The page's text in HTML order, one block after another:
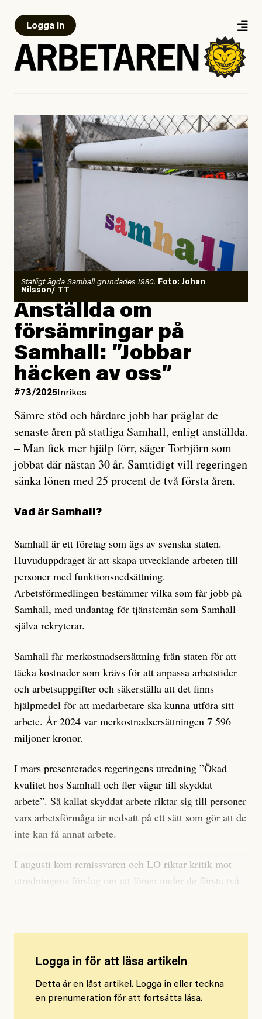
Logga in
Statligt ägda Samhall grundades 1980. Foto: Johan
Nilsson/ TT
Anställda om
försämringar på
Samhall: ”Jobbar
häcken av oss”
#73/2025 Inrikes
Sämre stöd och hårdare jobb har präglat de
senaste åren på statliga Samhall, enligt anställda.
– Man fick mer hjälp förr, säger Torbjörn som
jobbat där nästan 30 år. Samtidigt vill regeringen
sänka lönen med 25 procent de två första åren.
Vad är Samhall?
Samhall är ett företag som ägs av svenska staten.
Huvuduppdraget är att skapa utvecklande arbeten till
personer med funktionsnedsättning.
Arbetsförmedlingen bestämmer vilka som får jobb på
Samhall, med undantag för tjänstemän som Samhall
själva rekryterar.
Samhall får merkostnadsersättning från staten för att
täcka kostnader som krävs för att anpassa arbetstider
och arbetsuppgifter och säkerställa att det finns
hjälpmedel för att medarbetare ska kunna utföra sitt
arbete. År 2024 var merkostnadsersättningen 7 596
miljoner kronor.
I mars presenterades regeringens utredning ”Ökad
kvalitet hos Samhall och fler vägar till skyddat
arbete”. Så kallat skyddat arbete riktar sig till personer
vars arbetsförmåga är nedsatt på ett sätt som gör att de
inte kan få annat arbete.
I augusti kom remissvaren och LO riktar kritik mot
utredningens förslag om att lönen under de första två
Logga in för att läsa artikeln
Detta är en låst artikel. Logga in eller teckna
en prenumeration för att fortsätta läsa.